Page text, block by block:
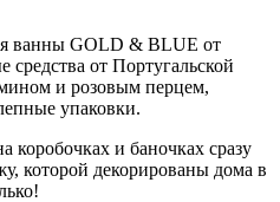
ванны GOLD & BLUE от
средства от Португальской
и розовым перцем,
упаковки.
коробочках и баночках сразу
которой декорированы дома в